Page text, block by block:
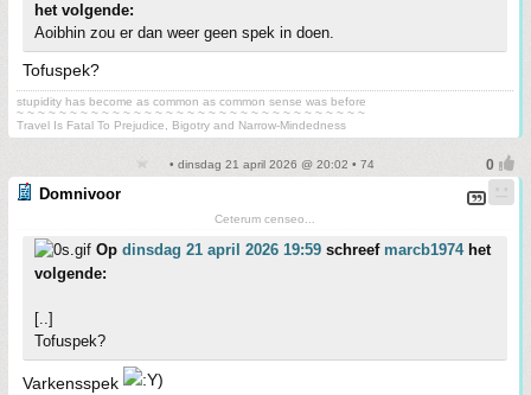
het volgende:
Aoibhin zou er dan weer geen spek in doen.
Tofuspek?
stupidity has become as common as common sense was before
~ ~ ~ ~ ~ ~ ~ ~ ~ ~ ~ ~ ~ ~ ~ ~ ~ ~ ~ ~ ~ ~ ~ ~ ~ ~ ~ ~ ~ ~ ~ ~ ~
Travel Is Fatal To Prejudice, Bigotry and Narrow-Mindedness
• dinsdag 21 april 2026 @ 20:02 • 74
Domnivoor
Ceterum censeo...
Op dinsdag 21 april 2026 19:59 schreef marcb1974het
volgende:
[..]
Tofuspek?
Varkensspek